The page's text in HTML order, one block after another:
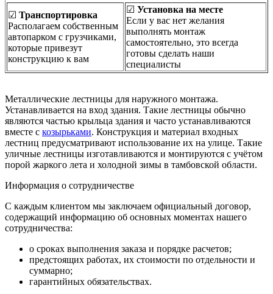
☑ Транспортировка
Располагаем собственным
автопарком с грузчиками,
которые привезут
конструкцию к вам
☑ Установка на месте
Если у вас нет желания
выполнять монтаж
самостоятельно, это всегда
готовы сделать наши
специалисты
Металлические лестницы для наружного монтажа.
Устанавливается на вход здания. Такие лестницы обычно
являются частью крыльца здания и часто устанавливаются
вместе с козырьками. Конструкция и материал входных
лестниц предусматривают использование их на улице. Такие
уличные лестницы изготавливаются и монтируются с учётом
порой жаркого лета и холодной зимы в тамбовской области.
Информация о сотрудничестве
С каждым клиентом мы заключаем официальный договор,
содержащий информацию об основных моментах нашего
сотрудничества:
о сроках выполнения заказа и порядке расчетов;
предстоящих работах, их стоимости по отдельности и
суммарно;
гарантийных обязательствах.